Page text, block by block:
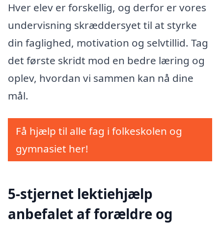
Hver elev er forskellig, og derfor er vores
undervisning skræddersyet til at styrke
din faglighed, motivation og selvtillid. Tag
det første skridt mod en bedre læring og
oplev, hvordan vi sammen kan nå dine
mål.
Få hjælp til alle fag i folkeskolen og
gymnasiet her!
5-stjernet lektiehjælp
anbefalet af forældre og